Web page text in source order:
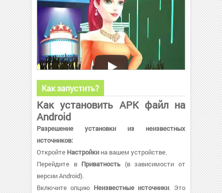
Как запустить?
Как установить APK файл на
Android
Разрешение установки из неизвестных
источников:
Откройте Настройки на вашем устройстве.
Перейдите в Приватность (в зависимости от
версии Android).
Включите опцию Неизвестные источники. Это